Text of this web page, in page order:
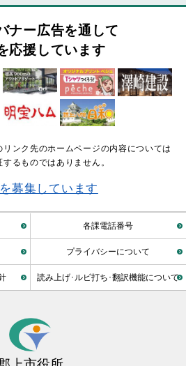
ナー広告を通して
応援しています
ンク先のホームページの内容については
るものではありません。
募集しています
各課電話番号
プライバシーについて
読み上げ･ルビ打ち･翻訳機能について